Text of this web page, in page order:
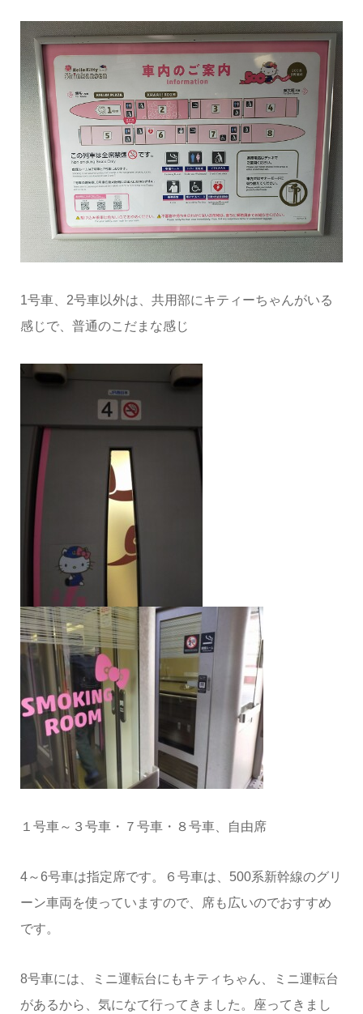
1号車、2号車以外は、共用部にキティーちゃんがいる
感じで、普通のこだまな感じ
１号車～３号車・７号車・８号車、自由席
4～6号車は指定席です。６号車は、500系新幹線のグリ
ーン車両を使っていますので、席も広いのでおすすめ
です。
8号車には、ミニ運転台にもキティちゃん、ミニ運転台
があるから、気になて行ってきました。座ってきまし